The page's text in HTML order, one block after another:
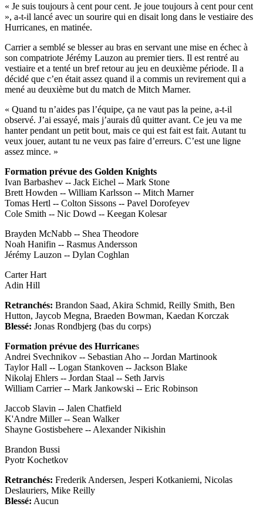
« Je suis toujours à cent pour cent. Je joue toujours à cent pour cent
», a-t-il lancé avec un sourire qui en disait long dans le vestiaire des
Hurricanes, en matinée.
Carrier a semblé se blesser au bras en servant une mise en échec à
son compatriote Jérémy Lauzon au premier tiers. Il est rentré au
vestiaire et a tenté un bref retour au jeu en deuxième période. Il a
décidé que c’en était assez quand il a commis un revirement qui a
mené au deuxième but du match de Mitch Marner.
« Quand tu n’aides pas l’équipe, ça ne vaut pas la peine, a-t-il
observé. J’ai essayé, mais j’aurais dû quitter avant. Ce jeu va me
hanter pendant un petit bout, mais ce qui est fait est fait. Autant tu
veux jouer, autant tu ne veux pas faire d’erreurs. C’est une ligne
assez mince. »
Formation prévue des Golden Knights
Ivan Barbashev -- Jack Eichel -- Mark Stone
Brett Howden -- William Karlsson -- Mitch Marner
Tomas Hertl -- Colton Sissons -- Pavel Dorofeyev
Cole Smith -- Nic Dowd -- Keegan Kolesar
Brayden McNabb -- Shea Theodore
Noah Hanifin -- Rasmus Andersson
Jérémy Lauzon -- Dylan Coghlan
Carter Hart
Adin Hill
Retranchés: Brandon Saad, Akira Schmid, Reilly Smith, Ben
Hutton, Jaycob Megna, Braeden Bowman, Kaedan Korczak
Blessé: Jonas Rondbjerg (bas du corps)
Formation prévue des Hurricanes
Andrei Svechnikov -- Sebastian Aho -- Jordan Martinook
Taylor Hall -- Logan Stankoven -- Jackson Blake
Nikolaj Ehlers -- Jordan Staal -- Seth Jarvis
William Carrier -- Mark Jankowski -- Eric Robinson
Jaccob Slavin -- Jalen Chatfield
K'Andre Miller -- Sean Walker
Shayne Gostisbehere -- Alexander Nikishin
Brandon Bussi
Pyotr Kochetkov
Retranchés: Frederik Andersen, Jesperi Kotkaniemi, Nicolas
Deslauriers, Mike Reilly
Blessé: Aucun